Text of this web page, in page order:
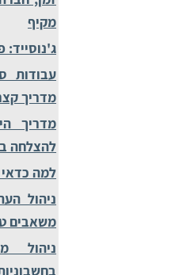
מקיף
עבודות
מדריך
מדריך
להצלחה
למה
ניהול
משאבים
ניהול